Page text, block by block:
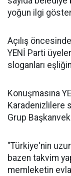
yoğun ilgi
Açılış
YENİ Parti
sloganları
Konuşmasına
Karadenizlilere
Grup
"Türkiye'nin
bazen takvim
memleketin